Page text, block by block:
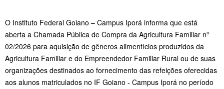
O Instituto Federal Goiano – Campus Iporá informa que está
aberta a Chamada Pública de Compra da Agricultura Familiar nº
02/2026 para aquisição de gêneros alimentícios produzidos da
Agricultura Familiar e do Empreendedor Familiar Rural ou de suas
organizações destinados ao fornecimento das refeições oferecidas
aos alunos matriculados no IF Goiano - Campus Iporá no período